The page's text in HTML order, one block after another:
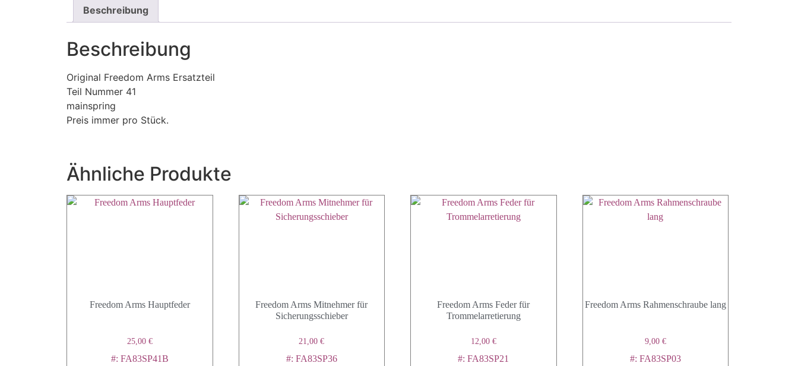
Beschreibung
Beschreibung
Original Freedom Arms Ersatzteil
Teil Nummer 41
mainspring
Preis immer pro Stück.
Ähnliche Produkte
Freedom Arms Hauptfeder
25,00 €
#: FA83SP41B
Freedom Arms Mitnehmer für
Sicherungsschieber
21,00€
#: FA83SP36
Freedom Arms Feder für
Trommelarretierung
12,00 €
#: FA83SP21
Freedom Arms Rahmenschraube lang
9,00 €
#: FA83SP03